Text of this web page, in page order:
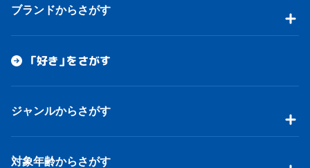
ブランドからさがす
「好き」をさがす
ジャンルからさがす
対象年齢からさがす